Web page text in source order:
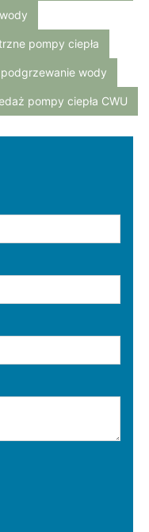
pompy ciepła
wody
pompy ciepła CWU